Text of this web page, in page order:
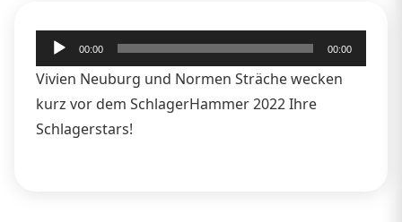
Audio-
Player
00:00 00:00
Vivien Neuburg und Normen Sträche wecken
kurz vor dem SchlagerHammer 2022 Ihre
Schlagerstars!